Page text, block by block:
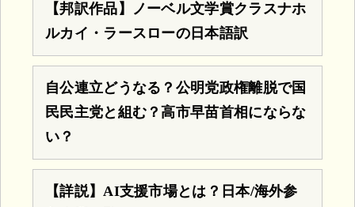
【邦訳作品】ノーベル文学賞クラスナホ
ルカイ・ラースローの日本語訳
自公連立どうなる？公明党政権離脱で国
民民主党と組む？高市早苗首相にならな
い？
【詳説】AI支援市場とは？日本/海外参